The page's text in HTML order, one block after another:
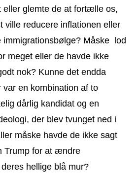
eller glemte de at fortælle os,
ville reducere inflationen eller
immigrationsbølge? Måske lod
meget eller de havde ikke
nok? Kunne det endda
en kombination af to
dårlig kandidat og en
der blev tvunget ned i
måske havde de ikke sagt
Trump for at ændre
hellige blå mur?